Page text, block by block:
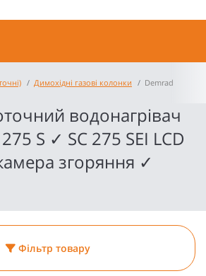
Димохідні газові колонки Demrad
водонагрівач
S ✓ SC 275 SEI LCD
згоряння ✓
Фільтр товару